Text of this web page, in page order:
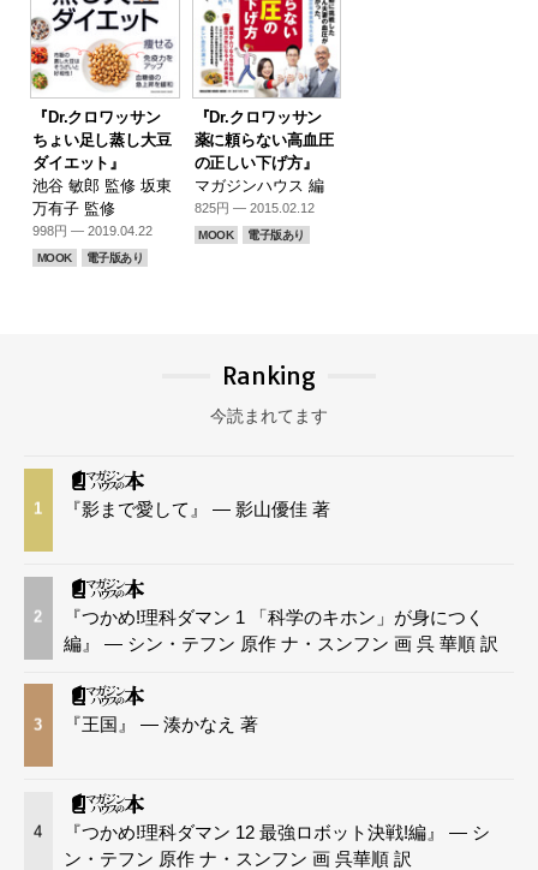
『Dr.クロワッサン
ちょい足し蒸し大豆
ダイエット』
池谷 敏郎 監修 坂東
万有子 監修
998円 — 2019.04.22
MOOK 電子版あり
『Dr.クロワッサン
薬に頼らない高血圧
の正しい下げ方』
マガジンハウス 編
825円 — 2015.02.12
MOOK 電子版あり
Ranking
今読まれてます
1 『影まで愛して』 — 影山優佳 著
2
『つかめ!理科ダマン 1 「科学のキホン」が身につく
編』 — シン・テフン 原作 ナ・スンフン 画 呉 華順 訳
3 『王国』 — 湊かなえ 著
4
『つかめ!理科ダマン 12 最強ロボット決戦!編』 — シ
ン・テフン 原作 ナ・スンフン 画 呉華順 訳